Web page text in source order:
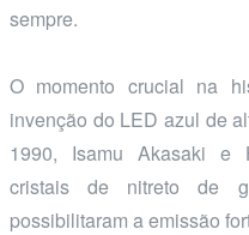
sempre.
O momento crucial na
invenção do LED azul de
1990, Isamu Akasaki e
cristais de nitreto de
possibilitaram a emissão